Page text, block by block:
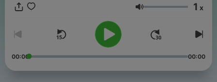
(https://www.lesothers.com). Hébergé par Ausha. Visitez
Volume 1 x
00:00 00:00